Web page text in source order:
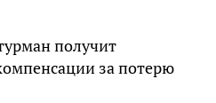
получит
за потерю